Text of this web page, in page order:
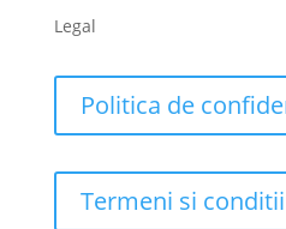
Legal
Politica de
Termeni si conditii